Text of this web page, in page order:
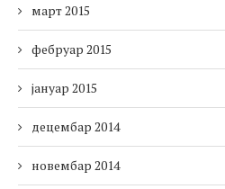
март 2015
фебруар 2015
јануар 2015
децембар 2014
новембар 2014